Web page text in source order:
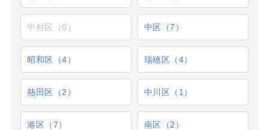
中村区（0） 中区（7）
昭和区（4） 瑞穂区（4）
熱田区（2） 中川区（1）
港区（7） 南区（2）